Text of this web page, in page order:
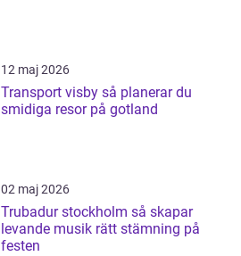
12 maj 2026
Transport visby så planerar du
smidiga resor på gotland
02 maj 2026
Trubadur stockholm så skapar
levande musik rätt stämning på
festen